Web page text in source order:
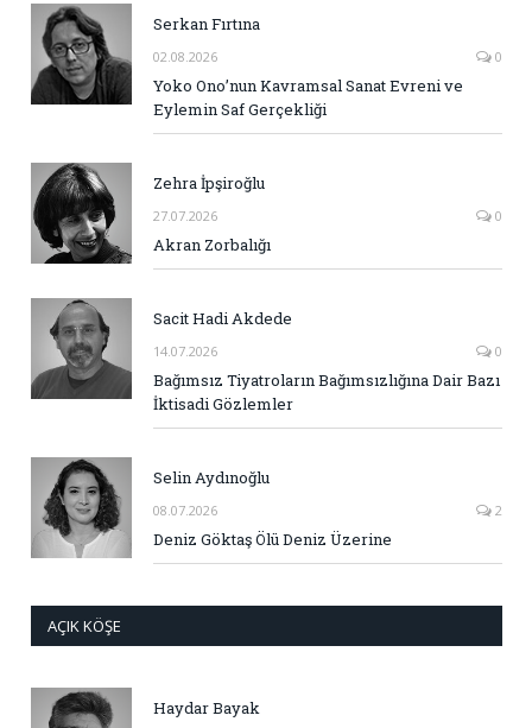
Serkan Fırtına
02.08.2026 0
Yoko Ono’nun Kavramsal Sanat Evreni ve
Eylemin Saf Gerçekliği
Zehra İpşiroğlu
27.07.2026 0
Akran Zorbalığı
Sacit Hadi Akdede
14.07.2026 0
Bağımsız Tiyatroların Bağımsızlığına Dair Bazı
İktisadi Gözlemler
Selin Aydınoğlu
08.07.2026 2
Deniz Göktaş Ölü Deniz Üzerine
AÇIK KÖŞE
Haydar Bayak